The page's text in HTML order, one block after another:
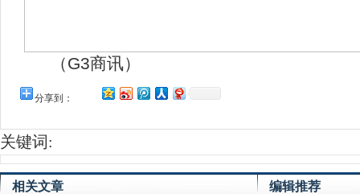
（G3商讯）
分享到：
关键词:
相关文章 编辑推荐